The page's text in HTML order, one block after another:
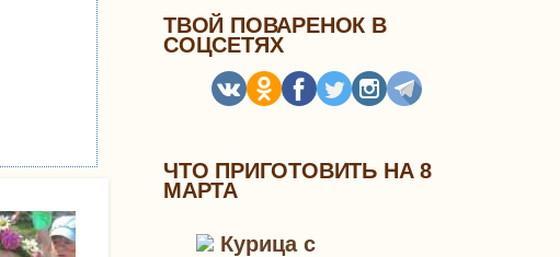
ТВОЙ ПОВАРЕНОК В
СОЦСЕТЯХ
ЧТО ПРИГОТОВИТЬ НА 8
МАРТА
Курица с